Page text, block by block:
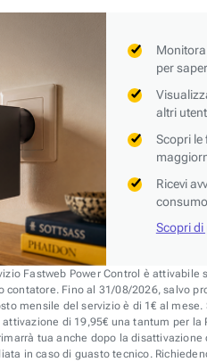
per
altri
Scopri le
Ricevi
Scopri di
Fastweb Power Control è attivabile
contatore. Fino al 31/08/2026, salvo
mensile del servizio è di 1€ al
di 19,95€ una tantum per
tua anche dopo la
in caso di guasto tecnico.